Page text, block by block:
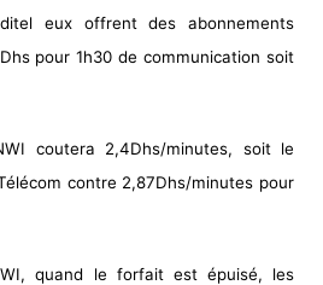
eux offrent des abonnements
pour 1h30 de communication soit
coutera 2,4Dhs/minutes, soit le
contre 2,87Dhs/minutes pour
quand le forfait est épuisé, les